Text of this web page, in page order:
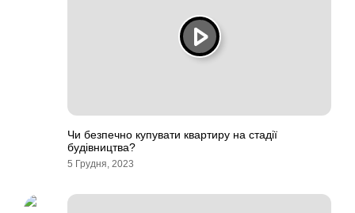
Чи безпечно купувати квартиру на стадії
будівництва?
5 Грудня, 2023